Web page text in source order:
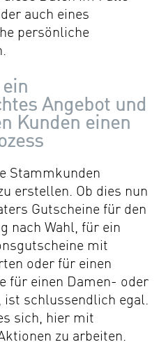
auch eines
persönliche
Angebot und
Kunden einen
Stammkunden
erstellen. Ob dies nun
Gutscheine für den
nach Wahl, für ein
mit
oder für einen
für einen Damen- oder
ist schlussendlich egal.
sich, hier mit
zu arbeiten.